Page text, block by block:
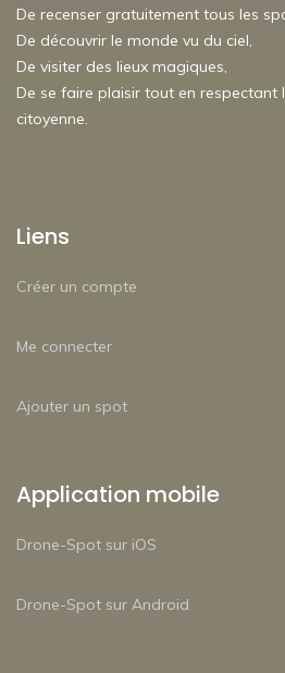
De recenser gratuitement tous les
De découvrir le monde vu du ciel,
De visiter des lieux magiques,
De se faire plaisir tout en respectant
citoyenne.
Liens
Créer un compte
Me connecter
Ajouter un spot
Application mobile
Drone-Spot sur iOS
Drone-Spot sur Android